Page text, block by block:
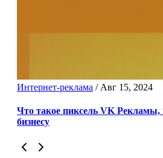
Интернет-реклама / Авг 15, 2024
Что такое пиксель VK Рекламы,
бизнесу